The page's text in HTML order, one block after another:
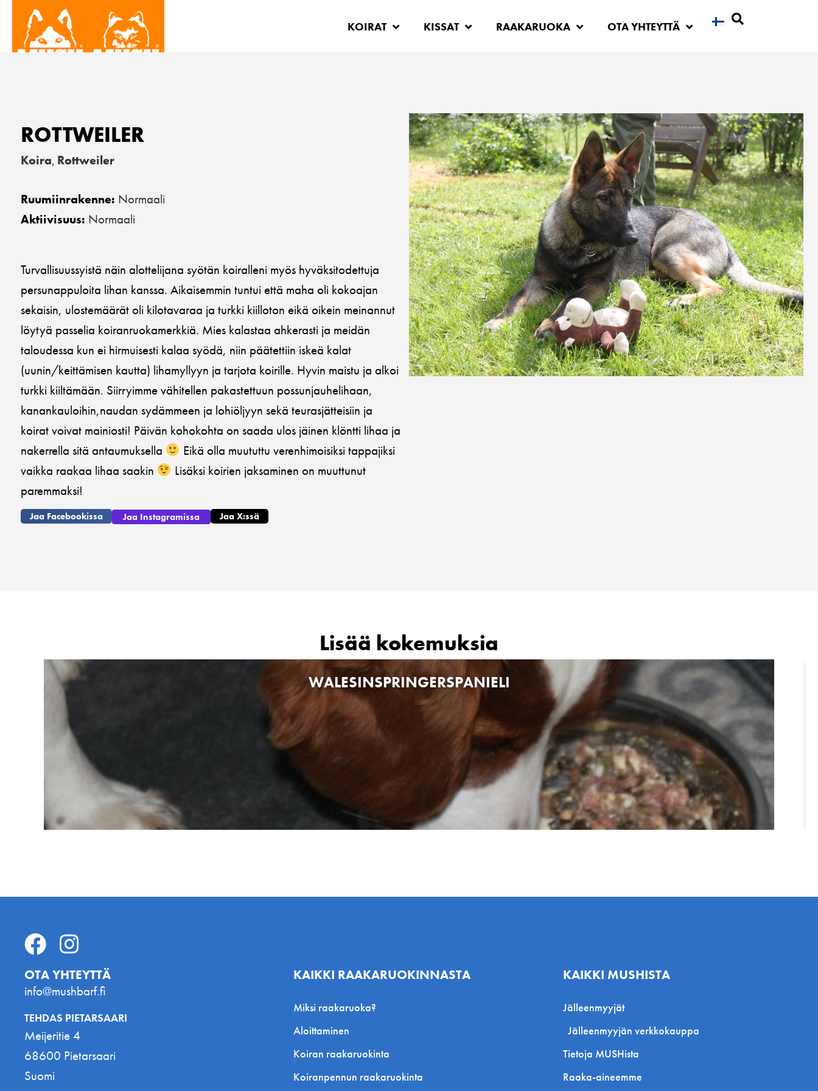
KOIRAT KISSAT RAAKARUOKA OTA YHTEYTTÄ
ROTTWEILER
Koira, Rottweiler
Ruumiinrakenne: Normaali
Aktiivisuus: Normaali
Turvallisuussyistä näin alottelijana syötän koiralleni myös hyväksitodettuja
persunappuloita lihan kanssa. Aikaisemmin tuntui että maha oli kokoajan
sekaisin, ulostemäärät oli kilotavaraa ja turkki kiilloton eikä oikein meinannut
löytyä passelia koiranruokamerkkiä. Mies kalastaa ahkerasti ja meidän
taloudessa kun ei hirmuisesti kalaa syödä, niin päätettiin iskeä kalat
(uunin/keittämisen kautta) lihamyllyyn ja tarjota koirille. Hyvin maistu ja alkoi
turkki kiiltämään. Siirryimme vähitellen pakastettuun possunjauhelihaan,
kanankauloihin,naudan sydämmeen ja lohiöljyyn sekä teurasjätteisiin ja
koirat voivat mainiosti! Päivän kohokohta on saada ulos jäinen klöntti lihaa ja
nakerrella sitä antaumuksella
Eikä olla muututtu verenhimoisiksi tappajiksi
vaikka raakaa lihaa saakin
Lisäksi koirien jaksaminen on muuttunut
paremmaksi!
Jaa Facebookissa Jaa Instagramissa Jaa X:ssä
Lisää kokemuksia
WALESINSPRINGERSPANIELI
OTA YHTEYTTÄ
info@mushbarf.fi
TEHDAS PIETARSAARI
Meijeritie 4
68600 Pietarsaari
Suomi
KAIKKI RAAKARUOKINNASTA
Miksi raakaruoka?
Aloittaminen
Koiran raakaruokinta
Koiranpennun raakaruokinta
KAIKKI MUSHISTA
Jälleenmyyjät
Jälleenmyyjän verkkokauppa
Tietoja MUSHista
Raaka-aineemme